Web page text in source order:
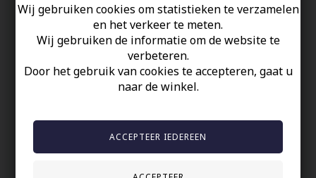
Wij gebruiken cookies om statistieken te verzamelen
en het verkeer te meten.
Wij gebruiken de informatie om de website te
verbeteren.
Door het gebruik van cookies te accepteren, gaat u
naar de winkel.
Het leer is 1 klasse en in 8mm dik dus goed sterk als
Verkrijgbaar in verschillende lengtes.
Uw veiligheid
100% nikkelvrij sieraden
60 dagen retour